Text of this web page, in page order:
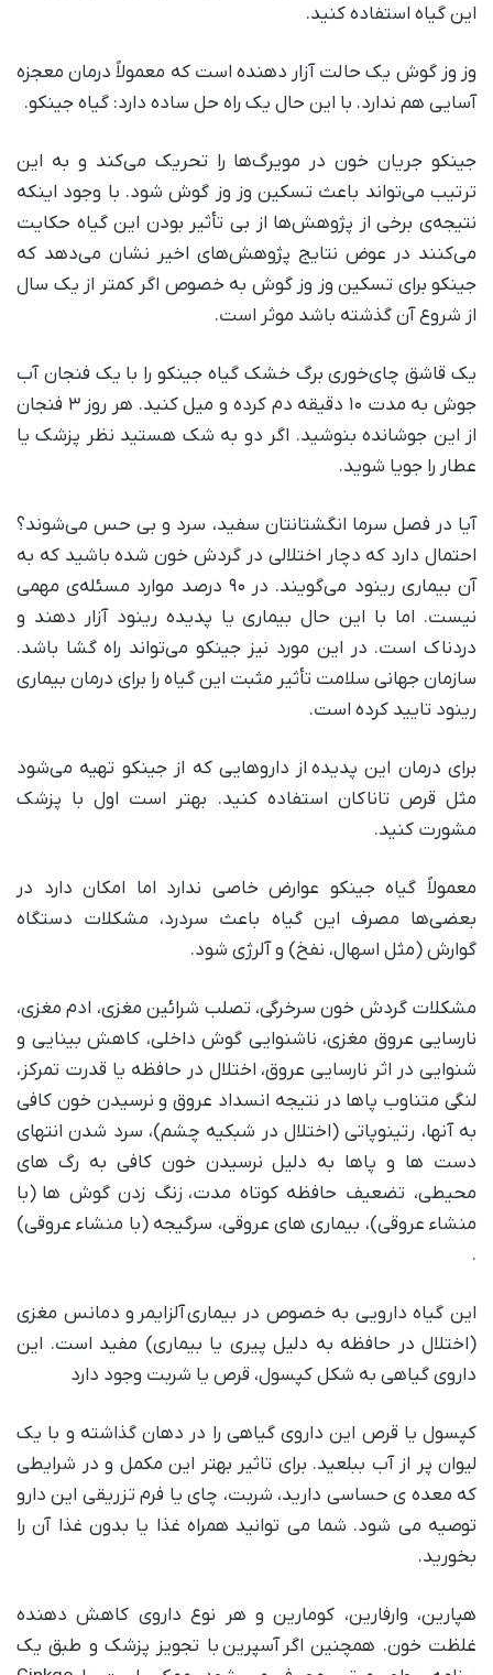
این گیاه استفاده کنید.
وز وز گوش یک حالت آزار دهنده است که معمولاً درمان معجزه
آسایی هم ندارد. با این حال یک راه حل ساده دارد: گیاه جینکو.
جینکو جریان خون در مویرگ‌ها را تحریک می‌کند و به این
ترتیب می‌تواند باعث تسکین وز وز گوش شود. با وجود اینکه
نتیجه‌ی برخی از پژوهش‌ها از بی تأثیر بودن این گیاه حکایت
می‌کنند در عوض نتایج پژوهش‌های اخیر نشان می‌دهد که
جینکو برای تسکین وز وز گوش به خصوص اگر کمتر از یک سال
از شروع آن گذشته باشد موثر است.
یک قاشق چای‌خوری برگ خشک گیاه جینکو را با یک فنجان آب
جوش به مدت ۱۰ دقیقه دم کرده و میل کنید. هر روز ۳ فنجان
از این جوشانده بنوشید. اگر دو به شک هستید نظر پزشک یا
عطار را جویا شوید.
آیا در فصل سرما انگشتانتان سفید، سرد و بی حس می‌شوند؟
احتمال دارد که دچار اختلالی در گردش خون شده باشید که به
آن بیماری رینود می‌گویند. در ۹۰ درصد موارد مسئله‌ی مهمی
نیست. اما با این حال بیماری یا پدیده رینود آزار دهند و
دردناک است. در این مورد نیز جینکو می‌تواند راه گشا باشد.
سازمان جهانی سلامت تأثیر مثبت این گیاه را برای درمان بیماری
رینود تایید کرده است.
برای درمان این پدیده از داروهایی که از جینکو تهیه می‌شود
مثل قرص تاناکان استفاده کنید. بهتر است اول با پزشک
مشورت کنید.
معمولاً گیاه جینکو عوارض خاصی ندارد اما امکان دارد در
بعضی‌ها مصرف این گیاه باعث سردرد، مشکلات دستگاه
گوارش (مثل اسهال، نفخ) و آلرژی شود.
مشکلات گردش خون سرخرگی، تصلب شرائین مغزی، ادم مغزی،
نارسایی عروق مغزی، ناشنوایی گوش داخلی، کاهش بینایی و
شنوایی در اثر نارسایی عروق، اختلال در حافظه یا قدرت تمرکز،
لنگی متناوب پاها در نتیجه انسداد عروق و نرسیدن خون کافی
به آنها، رتینوپاتی (اختلال در شبکیه چشم)، سرد شدن انتهای
دست ها و پاها به دلیل نرسیدن خون کافی به رگ های
محیطی، تضعیف حافظه کوتاه مدت، زنگ زدن گوش ها (با
منشاء عروقی)، بیماری های عروقی، سرگیجه (با منشاء عروقی)
.
این گیاه دارویی به خصوص در بیماری آلزایمر و دمانس مغزی
(اختلال در حافظه به دلیل پیری یا بیماری) مفید است. این
داروی گیاهی به شکل کپسول، قرص یا شربت وجود دارد
کپسول یا قرص این داروی گیاهی را در دهان گذاشته و با یک
لیوان پر از آب ببلعید. برای تاثیر بهتر این مکمل و در شرایطی
که معده ی حساسی دارید، شربت، چای یا فرم تزریقی این دارو
توصیه می شود. شما می توانید همراه غذا یا بدون غذا آن را
بخورید.
هپارین، وارفارین، کومارین و هر نوع داروی کاهش دهنده
غلظت خون. همچنین اگر آسپرین با تجویز پزشک و طبق یک